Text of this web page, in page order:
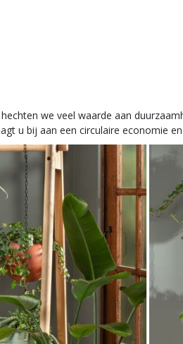
we veel waarde aan
u bij aan een circulaire economie